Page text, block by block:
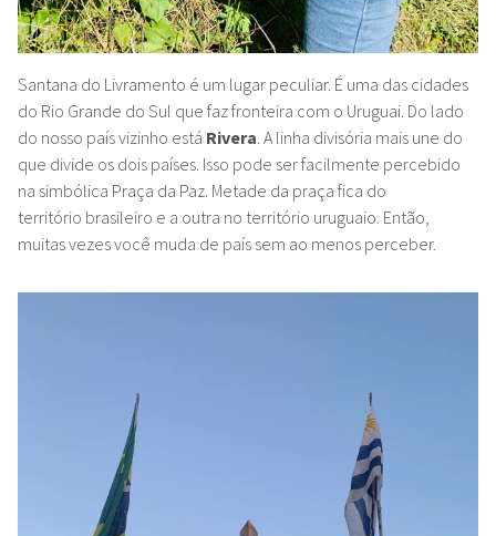
Santana do Livramento é um lugar peculiar. É uma das cidades
do Rio Grande do Sul que fazfronteira com o Uruguai. Do lado
do nosso país vizinho está Rivera . A linha divisória mais une do
que divide os dois países. Isso pode ser facilmente percebido
na simbólica Praça da Paz. Metade da praça fica do
território brasileiro e a outra no território uruguaio. Então,
muitas vezes você muda de país sem ao menos perceber.